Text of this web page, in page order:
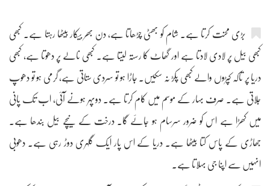
بڑی محنت کرتا ہے۔ شام کو بھٹی چڑھاتا ہے، دن بھر بیکار بیٹھا رہتا ہے۔ کبھی
کبھی بیل پر لادی لادتا ہے اور گھاٹ کا رستہ لیتا ہے۔ کبھی نالے پر دھوتا ہے، کبھی
دریا پر تاکہ کپڑوں والے کبھی پکڑ نہ سکیں۔ جاڑا ہو تو سردی ستاتی ہے، گرمی ہو تو دھوپ
جلاتی ہے۔ صرف بہار کے موسم میں کام کرتا ہے۔ دوپہر ہونے آئی، اب تک پانی
میں کھڑا ہے اس کو ضرور سرسام ہو جائے گا۔ درخت کے نیچے بیل بندھا ہے۔
جھاڑی کے پاس کتا بیٹھا ہے۔ دریا کے اس پار ایک گلہری دوڑ رہی ہے۔ دھوبی
انہیں سے اپنا جی بہلاتا ہے۔